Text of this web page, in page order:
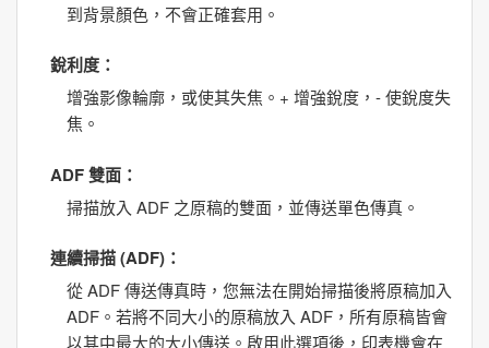
到背景顏色，不會正確套用。
銳利度 ：
增強影像輪廓，或使其失焦。+ 增強銳度，- 使銳度失
焦。
ADF 雙面 ：
掃描放入 ADF 之原稿的雙面，並傳送單色傳真。
連續掃描 (ADF) ：
從 ADF 傳送傳真時，您無法在開始掃描後將原稿加入
ADF。若將不同大小的原稿放入 ADF，所有原稿皆會
以其中最大的大小傳送。啟用此選項後，印表機會在